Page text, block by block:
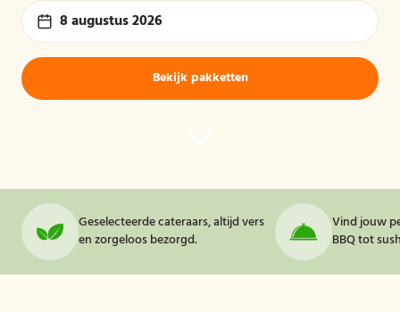
8 augustus 2026
Bekijk pakketten
Geselecteerde cateraars, altijd vers
en zorgeloos bezorgd.
Vind jouw
BBQ tot